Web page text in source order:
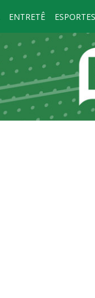
ENTRETÊ ESPORTES